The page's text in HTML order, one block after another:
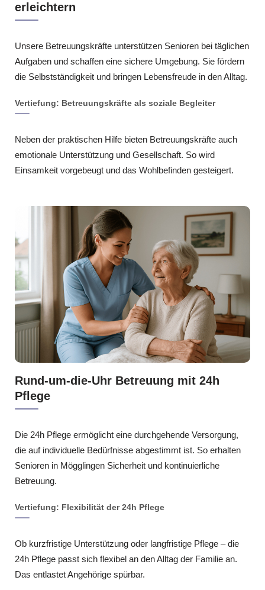
erleichtern
Unsere Betreuungskräfte unterstützen Senioren bei täglichen
Aufgaben und schaffen eine sichere Umgebung. Sie fördern
die Selbstständigkeit und bringen Lebensfreude in den Alltag.
Vertiefung: Betreuungskräfte als soziale Begleiter
Neben der praktischen Hilfe bieten Betreuungskräfte auch
emotionale Unterstützung und Gesellschaft. So wird
Einsamkeit vorgebeugt und das Wohlbefinden gesteigert.
Rund-um-die-Uhr Betreuung mit 24h
Pflege
Die 24h Pflege ermöglicht eine durchgehende Versorgung,
die auf individuelle Bedürfnisse abgestimmt ist. So erhalten
Senioren in Mögglingen Sicherheit und kontinuierliche
Betreuung.
Vertiefung: Flexibilität der 24h Pflege
Ob kurzfristige Unterstützung oder langfristige Pflege – die
24h Pflege passt sich flexibel an den Alltag der Familie an.
Das entlastet Angehörige spürbar.